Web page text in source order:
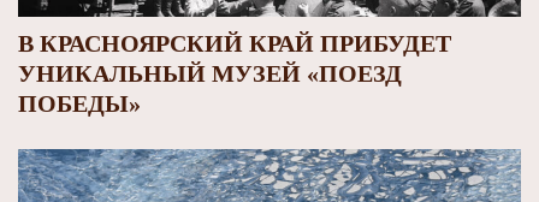
В КРАСНОЯРСКИЙ КРАЙ ПРИБУДЕТ
УНИКАЛЬНЫЙ МУЗЕЙ «ПОЕЗД
ПОБЕДЫ»